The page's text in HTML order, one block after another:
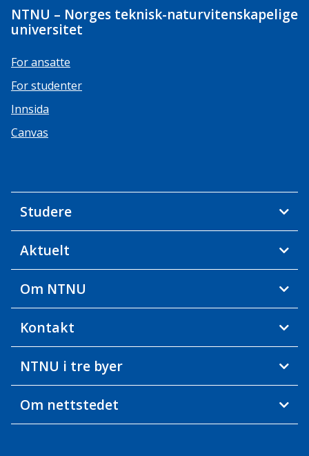
NTNU – Norges teknisk-naturvitenskapelige
universitet
For ansatte
For studenter
Innsida
Canvas
Studere
Aktuelt
Om NTNU
Kontakt
NTNU i tre byer
Om nettstedet